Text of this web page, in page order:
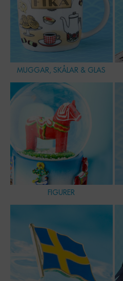
MUGGAR, SKÅLAR & GLAS
FIGURER